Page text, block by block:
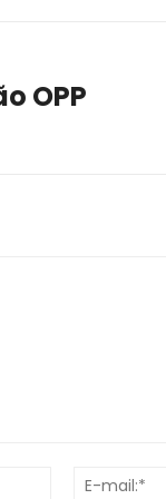
OPP
Nome:*